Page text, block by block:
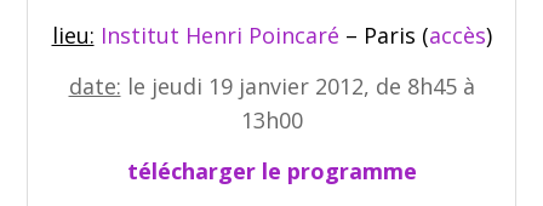
lieu: Institut Henri Poincaré – Paris (accès)
date: le jeudi 19 janvier 2012, de 8h45 à
13h00
télécharger le programme